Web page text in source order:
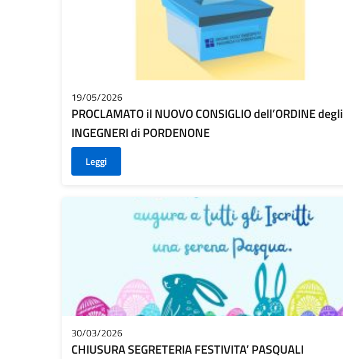
19/05/2026
PROCLAMATO il NUOVO CONSIGLIO dell’ORDINE degli
INGEGNERI di PORDENONE
Leggi
30/03/2026
CHIUSURA SEGRETERIA FESTIVITA’ PASQUALI